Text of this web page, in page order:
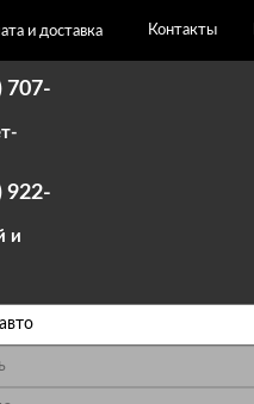
и доставка Контакты
707-
922-
и